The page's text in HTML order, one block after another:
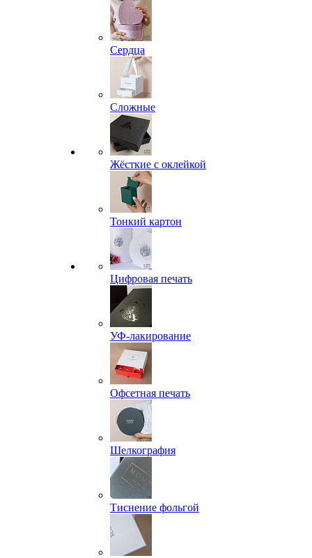
Сердца
Сложные
Жёсткие с оклейкой
Тонкий картон
Цифровая печать
УФ-лакирование
Офсетная печать
Шелкография
Тиснение фольгой